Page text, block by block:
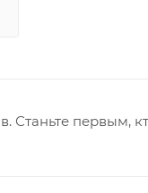
Станьте первым,